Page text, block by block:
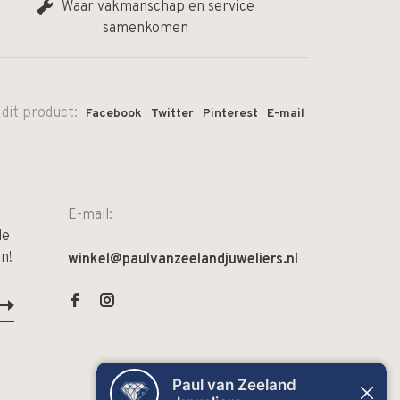
Waar vakmanschap en service
samenkomen
dit product: Facebook Twitter Pinterest E-mail
E-mail:
winkel@paulvanzeelandjuweliers.nl